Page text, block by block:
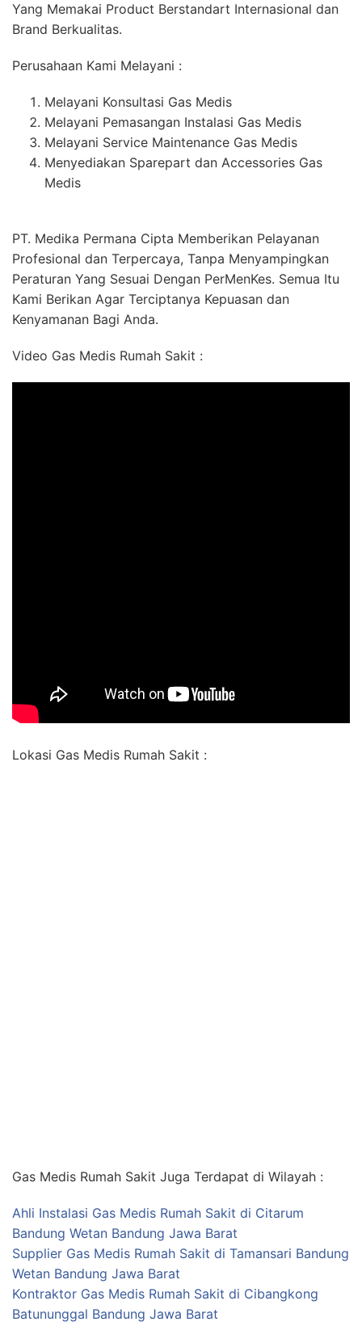
Yang Memakai Product Berstandart Internasional dan
Brand Berkualitas.
Perusahaan Kami Melayani :
Melayani Konsultasi Gas Medis
Melayani Pemasangan Instalasi Gas Medis
Melayani Service Maintenance Gas Medis
Menyediakan Sparepart dan Accessories Gas
Medis
PT. Medika Permana Cipta Memberikan Pelayanan
Profesional dan Terpercaya, Tanpa Menyampingkan
Peraturan Yang Sesuai Dengan PerMenKes. Semua Itu
Kami Berikan Agar Terciptanya Kepuasan dan
Kenyamanan Bagi Anda.
Video Gas Medis Rumah Sakit :
Lokasi Gas Medis Rumah Sakit :
Gas Medis Rumah Sakit Juga Terdapat di Wilayah :
Ahli Instalasi Gas Medis Rumah Sakit di Citarum
Bandung Wetan Bandung Jawa Barat
Supplier Gas Medis Rumah Sakit di Tamansari Bandung
Wetan Bandung Jawa Barat
Kontraktor Gas Medis Rumah Sakit di Cibangkong
Batununggal Bandung Jawa Barat